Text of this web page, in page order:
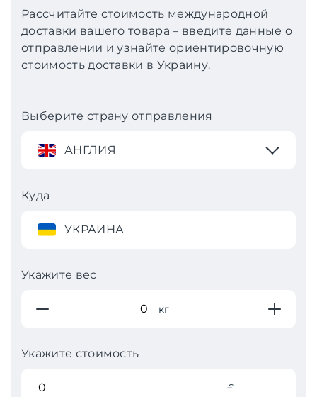
Рассчитайте стоимость международной
доставки вашего товара – введите данные о
отправлении и узнайте ориентировочную
стоимость доставки в Украину.
Выберите страну отправления
АНГЛИЯ
Куда
УКРАИНА
Укажите вес
кг
Укажите стоимость
£